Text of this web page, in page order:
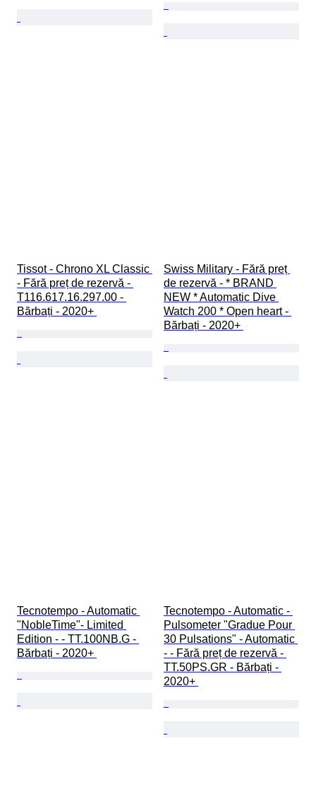
Tissot - Chrono XL Classic
- Fără preț de rezervă -
T116.617.16.297.00 -
Bărbați - 2020+
Swiss Military - Fără preț
de rezervă - * BRAND
NEW * Automatic Dive
Watch 200 * Open heart -
Bărbați - 2020+
Tecnotempo - Automatic
"NobleTime"- Limited
Edition - - TT.100NB.G -
Bărbați - 2020+
Tecnotempo - Automatic -
Pulsometer "Gradue Pour
30 Pulsations" - Automatic
- - Fără preț de rezervă -
TT.50PS.GR - Bărbați -
2020+